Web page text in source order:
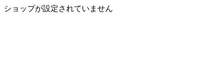
ショップが設定されていません